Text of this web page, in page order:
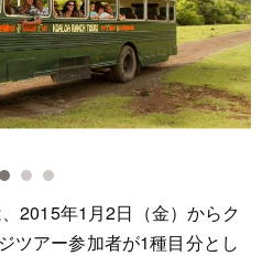
2015年1月2日（金）からク
ツアー参加者が1種目分とし